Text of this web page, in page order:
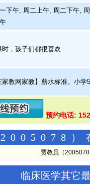
下午, 周二上午, 周二下午,
，孩子们都很喜欢
教网家教】薪水标准。小
预约电话:
）
贾教员（
临床医学其它